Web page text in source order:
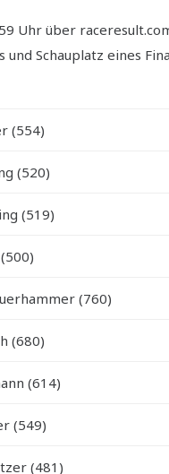
Uhr über
Schauplatz eines
(554)
(520)
(519)
(760)
(680)
(614)
(549)
(481)